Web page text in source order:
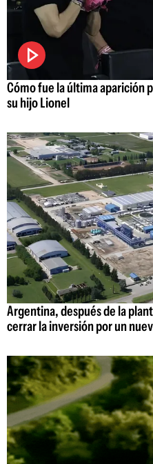
Cómo fue la última aparición
su hijo Lionel
Argentina, después de la
cerrar la inversión por un